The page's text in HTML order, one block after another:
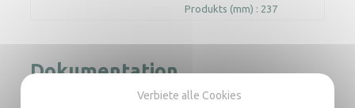
Produkts (mm) : 237
Dokumentation
Verbiete alle Cookies